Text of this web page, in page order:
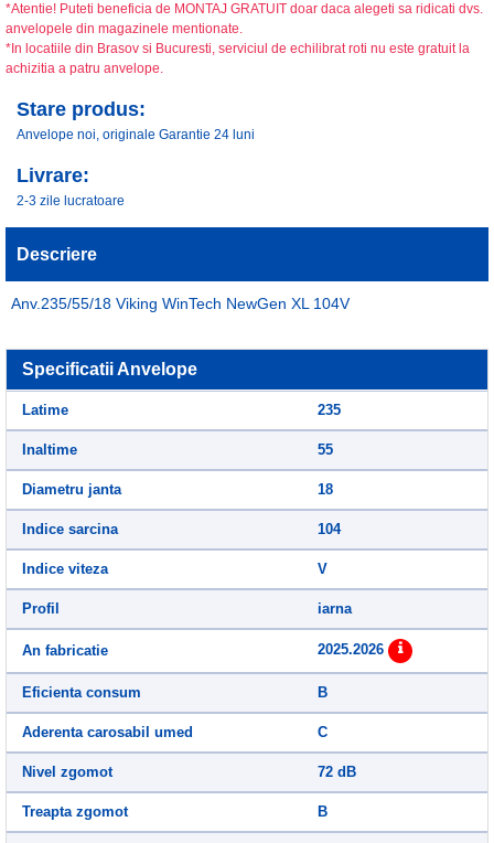
*Atentie! Puteti beneficia de MONTAJ GRATUIT doar daca alegeti sa ridicati dvs.
anvelopele din magazinele mentionate.
*In locatiile din Brasov si Bucuresti, serviciul de echilibrat roti nu este gratuit la
achizitia a patru anvelope.
Stare produs:
Anvelope noi, originale Garantie 24 luni
Livrare:
2-3 zile lucratoare
Descriere
Anv.235/55/18 Viking WinTech NewGen XL 104V
Specificatii Anvelope
Latime 235
Inaltime 55
Diametru janta 18
Indice sarcina 104
Indice viteza V
Profil iarna
An fabricatie 2025.2026
Eficienta consum B
Aderenta carosabil umed C
Nivel zgomot 72 dB
Treapta zgomot B